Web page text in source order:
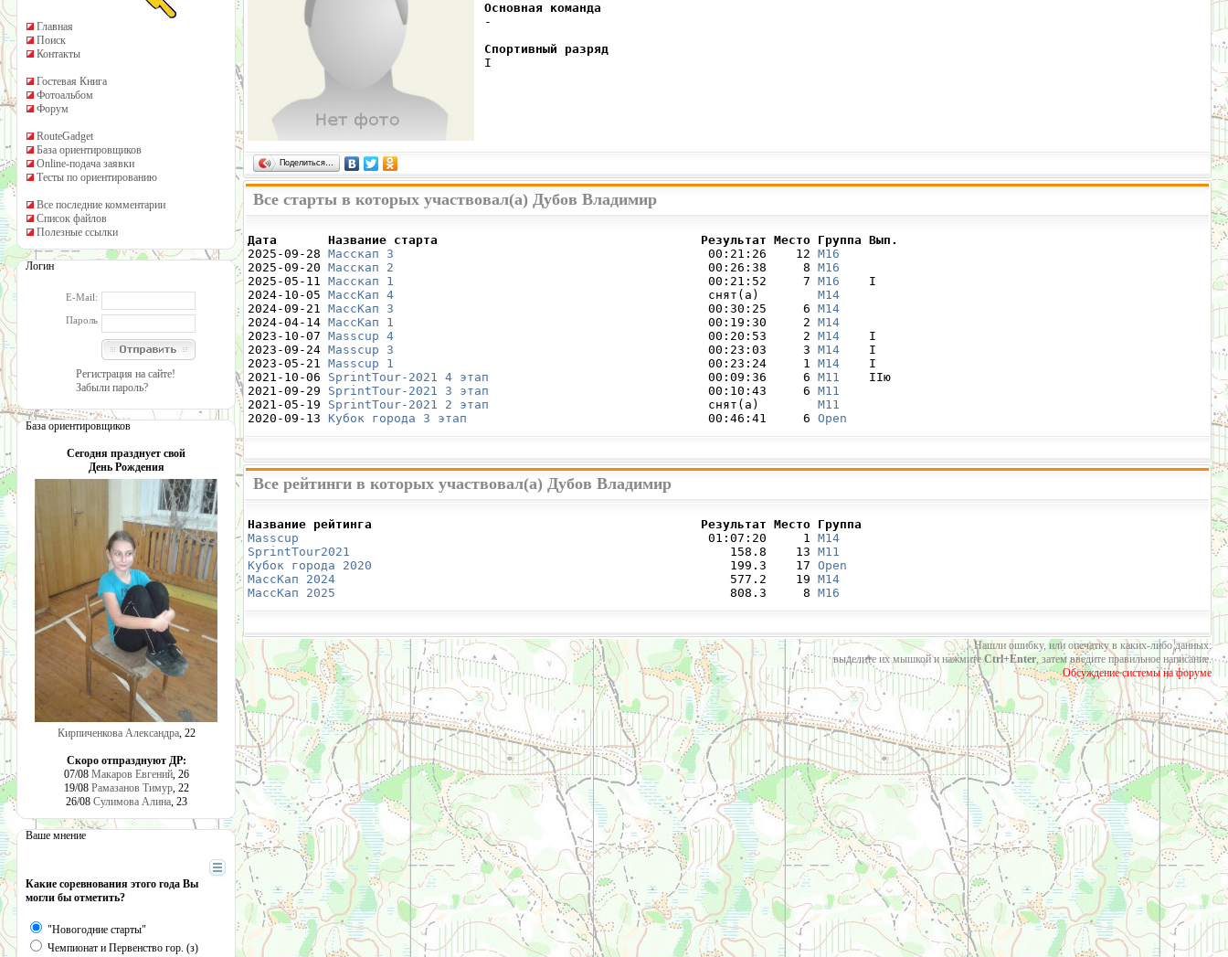
Главная
Поиск
Контакты
Гостевая Книга
Фотоальбом
Форум
RouteGadget
База ориентировщиков
Online-подача заявки
Тесты по ориентированию
Все последние комментарии
Список файлов
Полезные ссылки
Логин
E-Mail:
Пароль
Регистрация на сайте!
Забыли пароль?
База ориентировщиков
Сегодня празднует свой
День Рождения
Кирпиченкова Александра, 22
Скоро отпразднуют ДР:
07/08 Макаров Евгений, 26
19/08 Рамазанов Тимур, 22
26/08 Сулимова Алина, 23
Ваше мнение
Какие соревнования этого года Вы
могли бы отметить?
"Новогодние старты"
Чемпионат и Первенство гор. (з)
Основная команда
-
Спортивный разряд
I
Поделиться…
Все старты в которых участвовал(а) Дубов Владимир
Дата       Название старта                                    Результат Место Группа Вып.
2025-09-28 Масскап 3
                                           00:21:26    12
М16
2025-09-20 Масскап 2
                                           00:26:38     8
М16
2025-05-11 Масскап 1
                                           00:21:52     7
М16
    I
2024-10-05 МассКап 4
                                           снят(а)
М14
2024-09-21 МассКап 3
                                           00:30:25     6
М14
2024-04-14 МассКап 1
                                           00:19:30     2
М14
2023-10-07 Masscup 4
                                           00:20:53     2
М14
    I
2023-09-24 Masscup 3
                                           00:23:03     3
М14
    I
2023-05-21 Masscup 1
                                           00:23:24     1
М14
    I
2021-10-06 SprintTour-2021 4 этап
                              00:09:36     6
М11
    IIю
2021-09-29 SprintTour-2021 3 этап
                              00:10:43     6
М11
2021-05-19 SprintTour-2021 2 этап
                              снят(а)
М11
2020-09-13 Кубок города 3 этап
                                 00:46:41     6
Open
Все рейтинги в которых участвовал(а) Дубов Владимир
Название рейтинга                                             Результат Место Группа
Masscup
                                                       01:07:20     1
М14
SprintTour2021
                                                    158.8    13
М11
Кубок города 2020
                                                 199.3    17
Open
МассКап 2024
                                                      577.2    19
М14
МассКап 2025
                                                      808.3     8
М16
Нашли ошибку, или опечатку в каких-либо данных:
выделите их мышкой и нажмитеCtrl+Enter, затем введите правильное написание.
Обсуждение системы на форуме